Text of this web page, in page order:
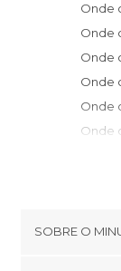
SOBRE O